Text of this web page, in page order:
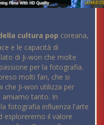
cultura pop coreana,
e le capacità di
di Ji-won che molte
per la fotografia.
molti fan, che si
che Ji-won utilizza per
amiamo tanto. In
fotografia influenza l'arte
esploreremo il valore